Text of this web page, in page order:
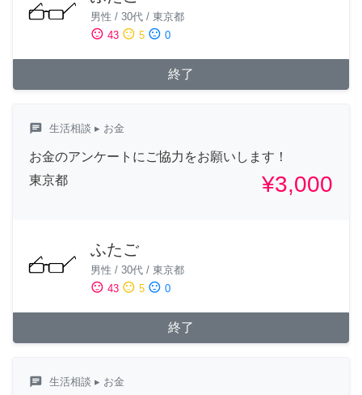
男性 / 30代 / 東京都
sentiment_satisfied 43 sentiment_neutral 5 sentiment_dissatisfied 0
終了
chat 生活相談 ▸ お金
お金のアンケートにご協力をお願いします！
東京都
¥3,000
ふたご
男性 / 30代 / 東京都
sentiment_satisfied 43 sentiment_neutral 5 sentiment_dissatisfied 0
終了
chat 生活相談 ▸ お金